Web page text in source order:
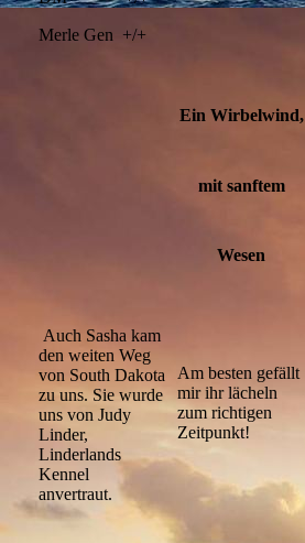
Merle Gen +/+
Ein Wirbelwind,
mit sanftem
Wesen
Auch Sasha kam
den weiten Weg
von South Dakota
zu uns. Sie wurde
uns von Judy
Linder,
Linderlands
Kennel
anvertraut.
Am besten gefällt
mir ihr lächeln
zum richtigen
Zeitpunkt!